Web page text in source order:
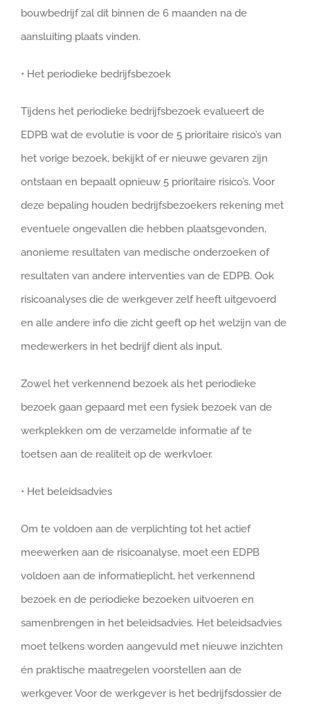
bouwbedrijf zal dit binnen de 6 maanden na de
aansluiting plaats vinden.
• Het periodieke bedrijfsbezoek
Tijdens het periodieke bedrijfsbezoek evalueert de
EDPB wat de evolutie is voor de 5 prioritaire risico’s van
het vorige bezoek, bekijkt of er nieuwe gevaren zijn
ontstaan en bepaalt opnieuw 5 prioritaire risico’s. Voor
deze bepaling houden bedrijfsbezoekers rekening met
eventuele ongevallen die hebben plaatsgevonden,
anonieme resultaten van medische onderzoeken of
resultaten van andere interventies van de EDPB. Ook
risicoanalyses die de werkgever zelf heeft uitgevoerd
en alle andere info die zicht geeft op het welzijn van de
medewerkers in het bedrijf dient als input.
Zowel het verkennend bezoek als het periodieke
bezoek gaan gepaard met een fysiek bezoek van de
werkplekken om de verzamelde informatie af te
toetsen aan de realiteit op de werkvloer.
• Het beleidsadvies
Om te voldoen aan de verplichting tot het actief
meewerken aan de risicoanalyse, moet een EDPB
voldoen aan de informatieplicht, het verkennend
bezoek en de periodieke bezoeken uitvoeren en
samenbrengen in het beleidsadvies. Het beleidsadvies
moet telkens worden aangevuld met nieuwe inzichten
én praktische maatregelen voorstellen aan de
werkgever. Voor de werkgever is het bedrijfsdossier de